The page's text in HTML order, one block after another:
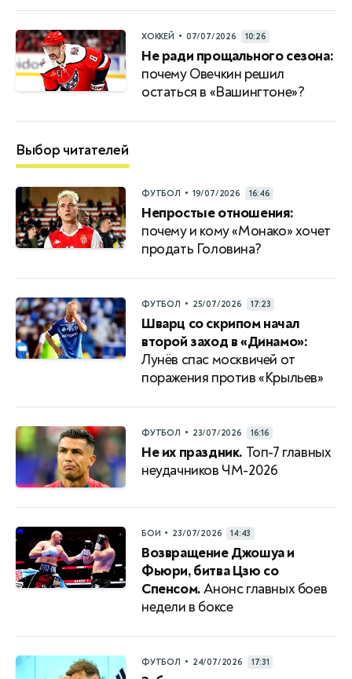
ХОККЕЙ • 07/07/2026 10:26
Не ради прощального сезона:
почему Овечкин решил
остаться в «Вашингтоне»?
Выбор читателей
ФУТБОЛ • 19/07/2026 16:46
Непростые отношения:
почему и кому «Монако» хочет
продать Головина?
ФУТБОЛ • 25/07/2026 17:23
Шварц со скрипом начал
второй заход в «Динамо»:
Лунёв спас москвичей от
поражения против «Крыльев»
ФУТБОЛ • 23/07/2026 16:16
Не их праздник. Топ-7 главных
неудачников ЧМ-2026
БОИ • 23/07/2026 14:43
Возвращение Джошуа и
Фьюри, битва Цзю со
Спенсом.Анонс главных боев
недели в боксе
ФУТБОЛ • 24/07/2026 17:31